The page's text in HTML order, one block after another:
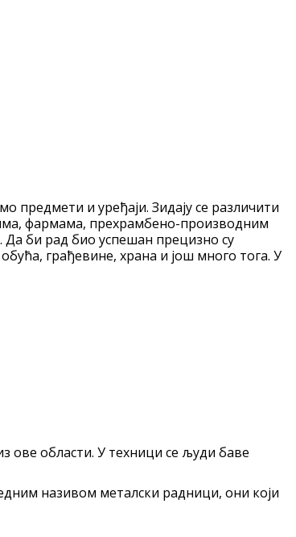
предмети и уређаји. Зидају се различити
фармама, прехрамбено-производним
би рад био успешан прецизно су
грађевине, храна и још много тога. У
ове области. У техници се људи баве
називом металски радници, они који